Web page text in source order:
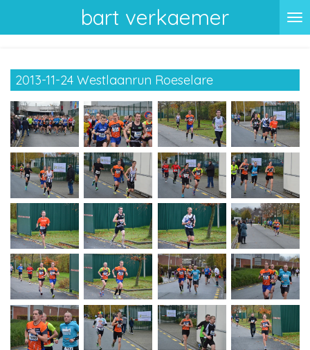
direct
de
hoofdinhoud
bart verkaemer
2013-11-24 Westlaanrun Roeselare